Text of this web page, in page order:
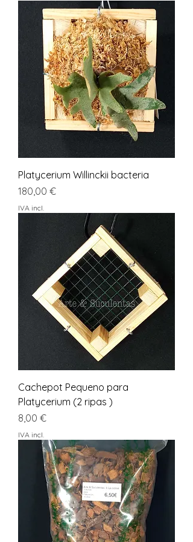
Platycerium Willinckii bacteria
Preço
180,00 €
IVA incl.
Cachepot Pequeno para
Platycerium (2 ripas )
Preço
8,00 €
IVA incl.